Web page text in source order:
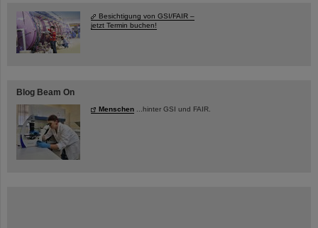
Besichtigung von GSI/FAIR –
jetzt Termin buchen!
Blog Beam On
Menschen ...hinter GSI und FAIR.